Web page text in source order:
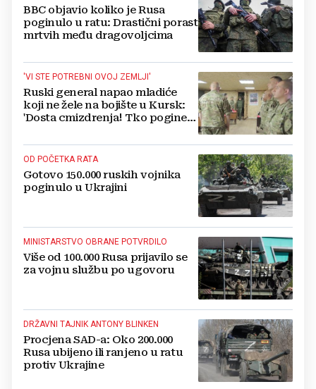
BBC objavio koliko je Rusa
poginulo u ratu: Drastični porast
mrtvih među dragovoljcima
'VI STE POTREBNI OVOJ ZEMLJI'
Ruski general napao mladiće
koji ne žele na bojište u Kursk:
'Dosta cmizdrenja! Tko pogine,
OD POČETKA RATA
Gotovo 150.000 ruskih vojnika
poginulo u Ukrajini
MINISTARSTVO OBRANE POTVRDILO
Više od 100.000 Rusa prijavilo se
za vojnu službu po ugovoru
DRŽAVNI TAJNIK ANTONY BLINKEN
Procjena SAD-a: Oko 200.000
Rusa ubijeno ili ranjeno u ratu
protiv Ukrajine